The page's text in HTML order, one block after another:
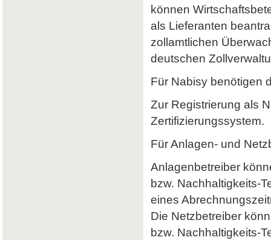
können
als Lieferanten
zollamtlichen
deutschen
Für Nabisy benötigen
Zur Registrierung als
Zertifizierungssystem.
Für Anlagen- und
Anlagenbetreiber
bzw. Nachhaltigkeits-
eines
Die Netzbetreiber
bzw. Nachhaltigkeits-